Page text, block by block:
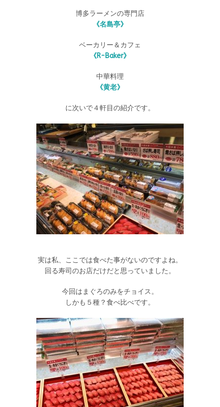
博多ラーメンの専門店
《名島亭》
ベーカリー＆カフェ
《R-Baker》
中華料理
《黄老》
に次いで４軒目の紹介です。
実は私、ここでは食べた事がないのですよね。
回る寿司のお店だけだと思っていました。
今回はまぐろのみをチョイス。
しかも５種？食べ比べです。